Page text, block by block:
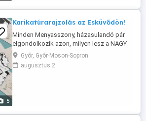
5
Karikatúrarajzolás az Esküvődön!
Minden Menyasszony, házasulandó pár
elgondolkozik azon, milyen lesz a NAGY
NAP, milyel szolgáltatók, milyen attrakciók
emelhetnék még jobban e csodás napjuk
fényét. Amennyiben tényleg egyedi és
Győr, Győr-Moson-Sopron
augusztus 2